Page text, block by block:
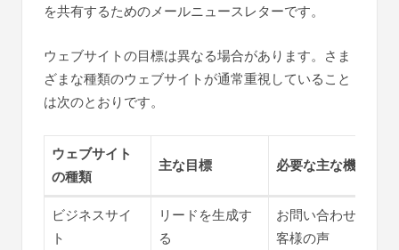
を共有するためのメールニュースレターです。
ウェブサイトの目標は異なる場合があります。さま
ざまな種類のウェブサイトが通常重視していること
は次のとおりです。
ウェブサイト
の種類
主な目標 必要な主な機能
ビジネスサイ
ト
リードを生成す
る
お問い合わせフォ
客様の声